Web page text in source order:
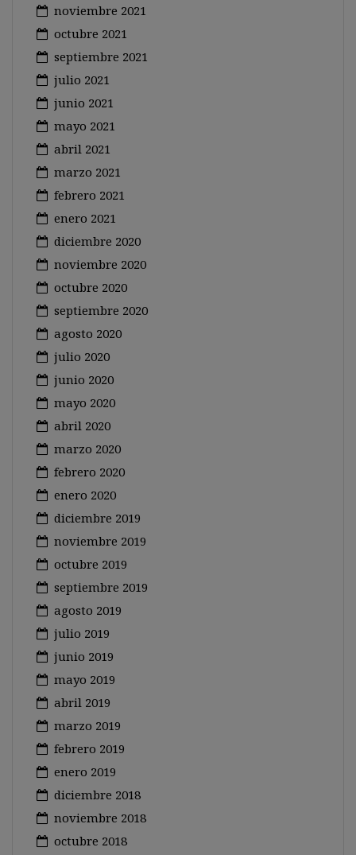
noviembre 2021
octubre 2021
septiembre 2021
julio 2021
junio 2021
mayo 2021
abril 2021
marzo 2021
febrero 2021
enero 2021
diciembre 2020
noviembre 2020
octubre 2020
septiembre 2020
agosto 2020
julio 2020
junio 2020
mayo 2020
abril 2020
marzo 2020
febrero 2020
enero 2020
diciembre 2019
noviembre 2019
octubre 2019
septiembre 2019
agosto 2019
julio 2019
junio 2019
mayo 2019
abril 2019
marzo 2019
febrero 2019
enero 2019
diciembre 2018
noviembre 2018
octubre 2018